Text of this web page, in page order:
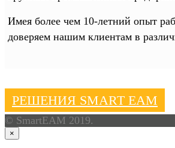
Имея более чем 10-летний опыт
доверяем нашим клиентам в
РЕШЕНИЯ SMART EAM
© SmartEAM 2019.
×